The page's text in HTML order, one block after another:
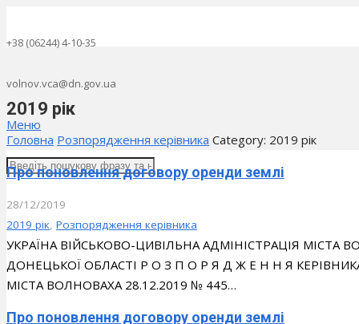
+38 (06244) 4-10-35
volnov.vca@dn.gov.ua
Меню
2019 рік
Головна Розпорядження керівника Category: 2019 рік
Про поновлення договору оренди землі
28/12/2019
2019 рік, Розпорядження керівника
УКРАЇНА ВІЙСЬКОВО-ЦИВІЛЬНА АДМІНІСТРАЦІЯ
ДОНЕЦЬКОЇ ОБЛАСТІ Р О З П О Р Я Д Ж Е Н Н Я
МІСТА ВОЛНОВАХА 28.12.2019 № 445…
Про поновлення договору оренди землі